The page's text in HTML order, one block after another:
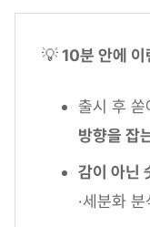
💡10분 안에 이
출시 후 쏟
방향을 잡
감이 아닌
·세분화 분